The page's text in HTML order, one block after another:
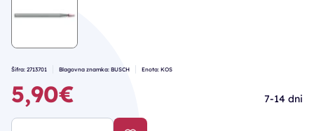
Šifra: 2713701 Blagovna znamka: BUSCH Enota: KOS
5,90€ 7-14 dni